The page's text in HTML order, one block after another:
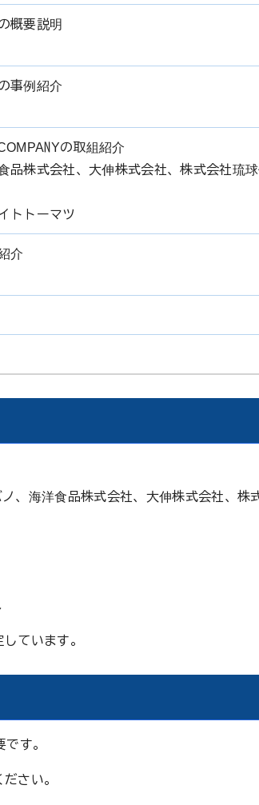
概要説明
事例紹介
の取組紹介
品株式会社、大伸株式会社、株式会社琉
トトーマツ
介
、海洋食品株式会社、大伸株式会社、株
ています。
す。
さい。